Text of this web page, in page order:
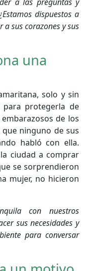
dispuestos a
sus corazones y sus
una
solo y sin
protegerla de
de los
ninguno de sus
habló con ella.
ciudad a comprar
se sorprendieron
mujer, no hicieron
con nuestros
sus necesidades y
para conversar